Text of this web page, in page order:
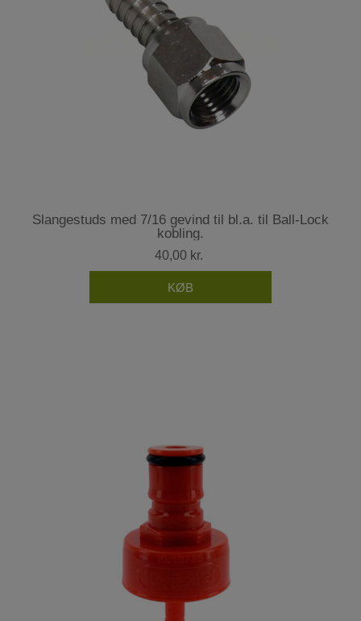
Slangestuds med 7/16 gevind til bl.a. til Ball-Lock
kobling.
40,00 kr.